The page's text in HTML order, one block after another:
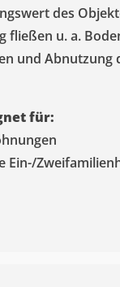
des
fließen u. a.
und Abnutzung
für:
Ein-/